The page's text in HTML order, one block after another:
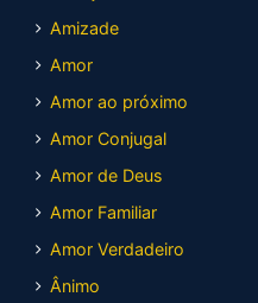
Amizade
Amor
Amor ao próximo
Amor Conjugal
Amor de Deus
Amor Familiar
Amor Verdadeiro
Ânimo